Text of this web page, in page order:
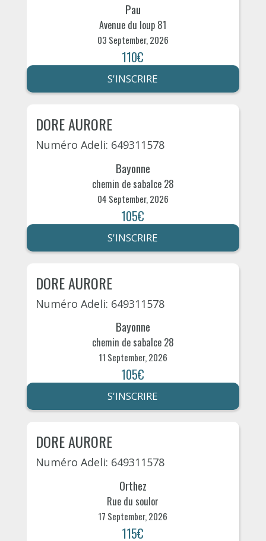
Pau
Avenue du loup 81
03 September, 2026
110€
S'INSCRIRE
DORE AURORE
Numéro Adeli: 649311578
Bayonne
chemin de sabalce 28
04 September, 2026
105€
S'INSCRIRE
DORE AURORE
Numéro Adeli: 649311578
Bayonne
chemin de sabalce 28
11 September, 2026
105€
S'INSCRIRE
DORE AURORE
Numéro Adeli: 649311578
Orthez
Rue du soulor
17 September, 2026
115€